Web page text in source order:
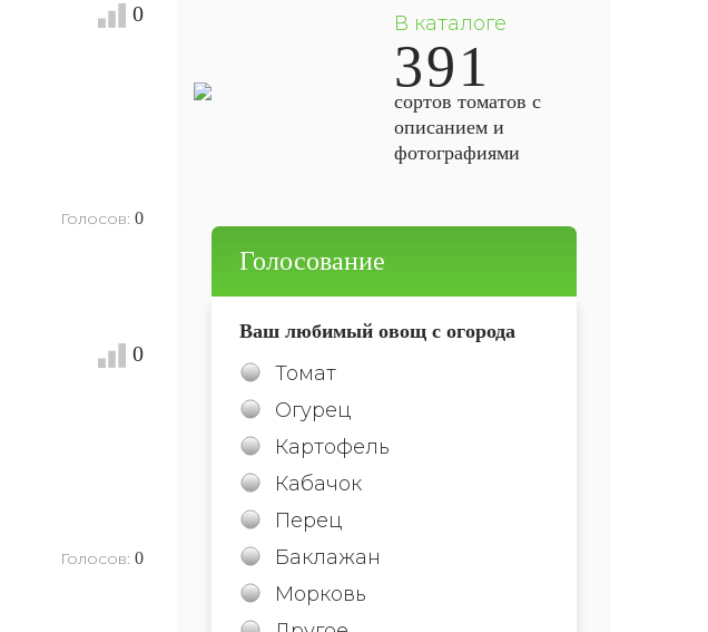
0
Голосов: 0
0
Голосов: 0
В каталоге
391
сортов томатов с
описанием и
фотографиями
Голосование
Ваш любимый овощ с огорода
Томат
Огурец
Картофель
Кабачок
Перец
Баклажан
Морковь